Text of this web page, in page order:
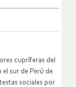
cupríferas del
sur de Perú de
sociales por